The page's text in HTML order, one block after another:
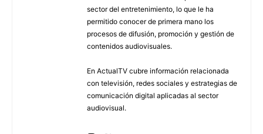
sector del entretenimiento, lo que le ha
permitido conocer de primera mano los
procesos de difusión, promoción y gestión de
contenidos audiovisuales.
En ActualTV cubre información relacionada
con televisión, redes sociales y estrategias de
comunicación digital aplicadas al sector
audiovisual.